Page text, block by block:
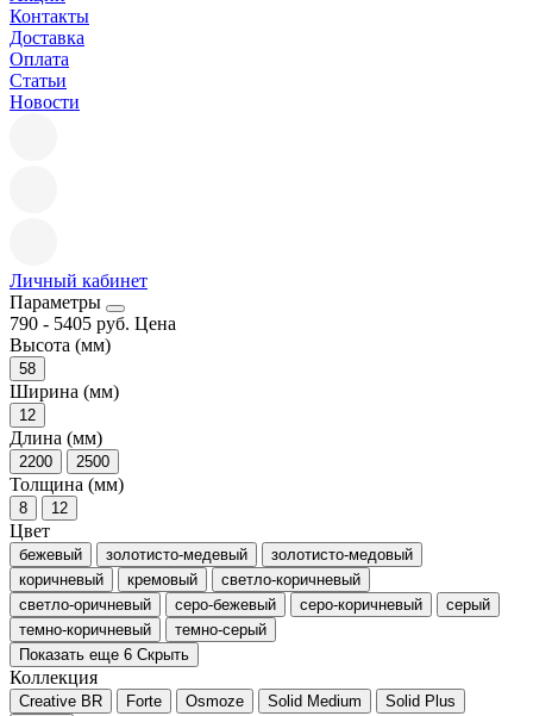
Контакты
Доставка
Оплата
Статьи
Новости
Личный кабинет
Параметры
790 - 5405 руб. Цена
Высота (мм)
58
Ширина (мм)
12
Длина (мм)
2200 2500
Толщина (мм)
8 12
Цвет
бежевый золотисто-медевый
золотисто-медовый
коричневый
кремовый
светло-коричневый
светло-оричневый
серо-бежевый серо-коричневый
серый
темно-коричневый
темно-серый
Показать еще 6 Скрыть
Коллекция
Creative BR Forte Osmoze Solid Medium
Solid Plus